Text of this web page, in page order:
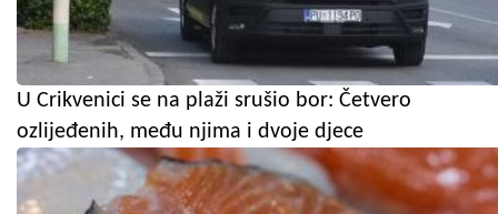
U Crikvenici se na plaži srušio bor: Četvero
ozlijeđenih, među njima i dvoje djece